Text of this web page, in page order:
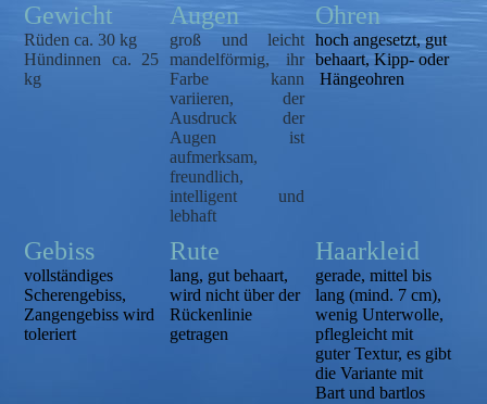
Gewicht
Rüden ca. 30 kg
Hündinnen ca. 25
kg
Augen
groß und leicht
mandelförmig, ihr
Farbe kann
variieren, der
Ausdruck der
Augen ist
aufmerksam,
freundlich,
intelligent und
lebhaft
Ohren
hoch angesetzt, gut
behaart, Kipp- oder
Hängeohren
Gebiss
vollständiges
Scherengebiss,
Zangengebiss wird
toleriert
Rute
lang, gut behaart,
wird nicht über der
Rückenlinie
getragen
Haarkleid
gerade, mittel bis
lang (mind. 7 cm),
wenig Unterwolle,
pflegleicht mit
guter Textur, es gibt
die Variante mit
Bart und bartlos